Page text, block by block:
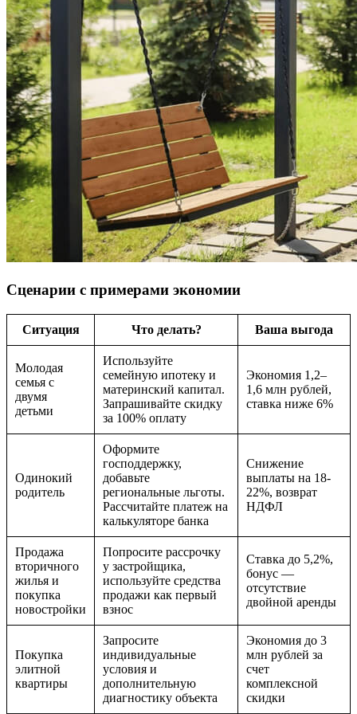
Сценарии с примерами экономии
Ситуация Что делать? Ваша выгода
Молодая
семья с
двумя
детьми
Используйте
семейную ипотеку и
материнский капитал.
Запрашивайте скидку
за 100% оплату
Экономия 1,2–
1,6 млн рублей,
ставка ниже 6%
Одинокий
родитель
Оформите
господдержку,
добавьте
региональные льготы.
Рассчитайте платеж на
калькуляторе банка
Снижение
выплаты на 18-
22%, возврат
НДФЛ
Продажа
вторичного
жилья и
покупка
новостройки
Попросите рассрочку
у застройщика,
используйте средства
продажи как первый
взнос
Ставка до 5,2%,
бонус —
отсутствие
двойной аренды
Покупка
элитной
квартиры
Запросите
индивидуальные
условия и
дополнительную
диагностику объекта
Экономия до 3
млн рублей за
счет
комплексной
скидки